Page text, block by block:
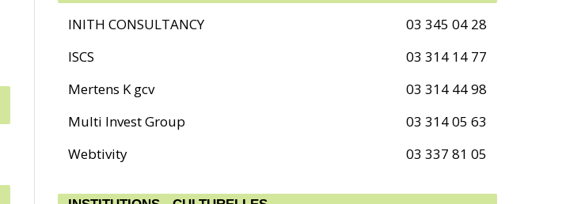
INITH CONSULTANCY
03 345 04 28
ISCS
03 314 14 77
Mertens K gcv
03 314 44 98
Multi Invest Group
03 314 05 63
Webtivity
03 337 81 05